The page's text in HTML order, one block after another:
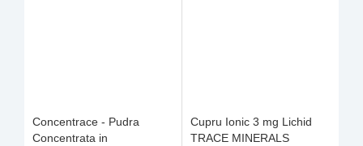
Concentrace - Pudra
Concentrata in
Cupru Ionic 3 mg Lichid
TRACE MINERALS